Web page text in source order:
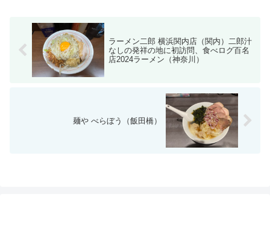
ラーメン二郎 横浜関内店（関内）二郎汁
なしの発祥の地に初訪問、食べログ百名
店2024ラーメン（神奈川）
麺や べらぼう（飯田橋）